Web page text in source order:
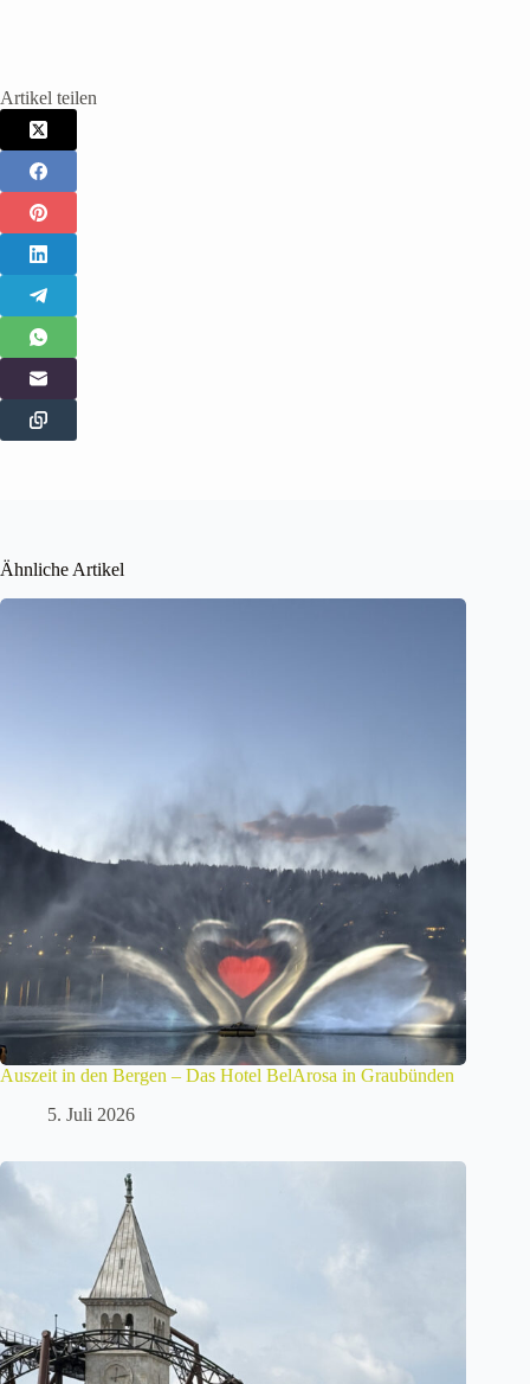
Artikel teilen
Ähnliche Artikel
Auszeit in den Bergen – Das Hotel BelArosa in Graubünden
5. Juli 2026